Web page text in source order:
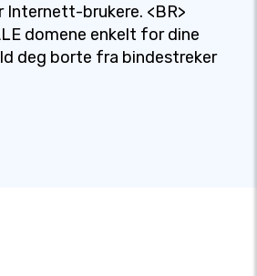
Internett-brukere. <BR>
domene enkelt for dine
deg borte fra bindestreker